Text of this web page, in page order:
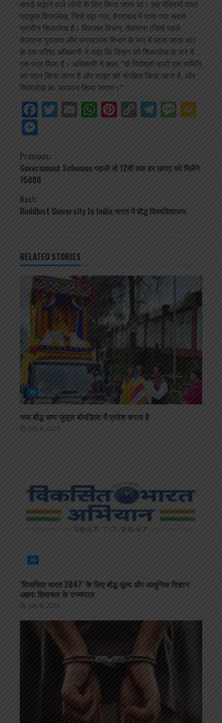
कपड़े चढ़ाने वाले लोगों के लिए किया जाता था। छह पंक्तियों वाला
प्राकृत शिलालेख, जिसे पढ़ा गया, हैदराबाद में पाया गया सबसे
प्राचीन शिलालेख है। विरासत विभाग, तेलंगाना (जिसे पहले
तेलंगाना पुरातत्व और संग्रहालय विभाग के रूप में जाना जाता था)
के एक वरिष्ठ अधिकारी ने कहा कि विभाग को शिलालेख के बारे में
एक पत्र मिला है। अधिकारी ने कहा, “दो विशेषज्ञों वाली एक समिति
का गठन किया जाना है और साइट को संरक्षित किया जाना है, और
शिलालेख का अध्ययन किया जाएगा।”
Facebook
Twitter
EmailWhatsApp
Pinterest
Copy
Continue
Reading
Previous:
Government Schemes पहली से 12वीं तक हर छात्र को मिलेंगे
15000
Next:
Buddhist University In India भारत में बौद्ध विश्वविद्यालय
RELATED STORIES
देश
भव्य बौद्ध धम्म जुलूस बोमडिला में प्रवेश करता है
July 6, 2026
देश
‘विकसित भारत 2047’ के लिए बौद्ध मूल्य और आधुनिक विज्ञान
अहम: हिमाचल के राज्यपाल
July 6, 2026